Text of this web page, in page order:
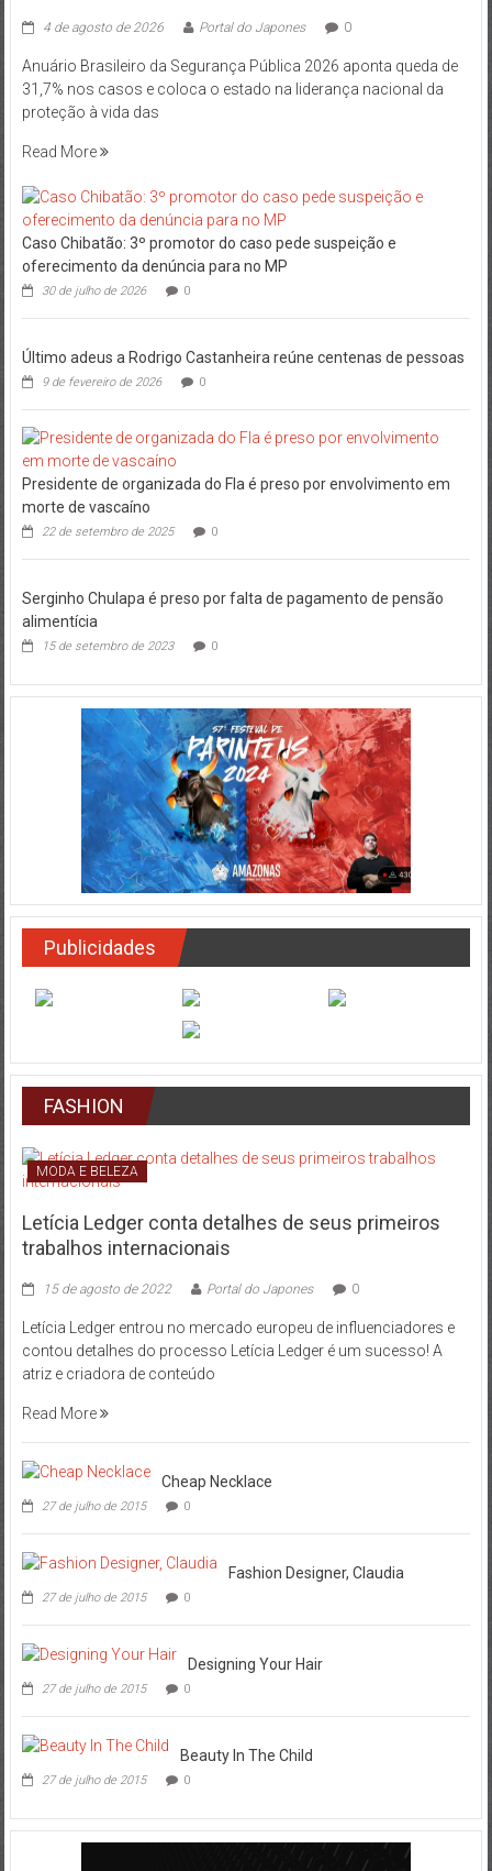
4 de agosto de 2026 Portal do Japones 0
Anuário Brasileiro da Segurança Pública 2026 aponta queda de
31,7% nos casos e coloca o estado na liderança nacional da
proteção à vida das
Read More
Caso Chibatão: 3º promotor do caso pede suspeição e
oferecimento da denúncia para no MP
30 de julho de 2026 0
Último adeus a Rodrigo Castanheira reúne centenas de pessoas
9 de fevereiro de 2026 0
Presidente de organizada do Fla é preso por envolvimento em
morte de vascaíno
22 de setembro de 2025 0
Serginho Chulapa é preso por falta de pagamento de pensão
alimentícia
15 de setembro de 2023 0
Publicidades
FASHION
MODA E BELEZA
Letícia Ledger conta detalhes de seus primeiros
trabalhos internacionais
15 de agosto de 2022 Portal do Japones 0
Letícia Ledger entrou no mercado europeu de influenciadores e
contou detalhes do processo Letícia Ledger é um sucesso! A
atriz e criadora de conteúdo
Read More
Cheap Necklace
27 de julho de 2015 0
Fashion Designer, Claudia
27 de julho de 2015 0
Designing Your Hair
27 de julho de 2015 0
Beauty In The Child
27 de julho de 2015 0